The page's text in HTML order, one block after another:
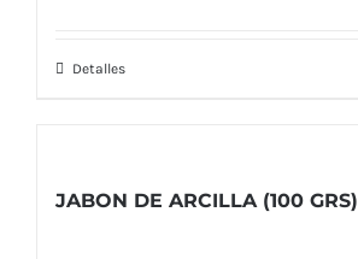
Detalles
JABON DE ARCILLA (100 GRS)